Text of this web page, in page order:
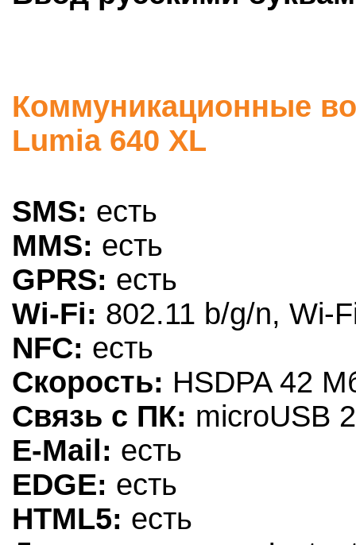
Коммуникационные
Lumia 640 XL
SMS: есть
MMS: есть
GPRS: есть
Wi-Fi: 802.11 b/g/n, Wi-
NFC: есть
Скорость: HSDPA 42
Связь с ПК: microUSB
E-Mail: есть
EDGE: есть
HTML5: есть